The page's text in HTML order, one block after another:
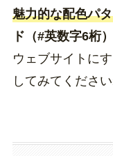
魅力的な配色パ
ド（#英数字6桁）
ウェブサイトに
してみてください